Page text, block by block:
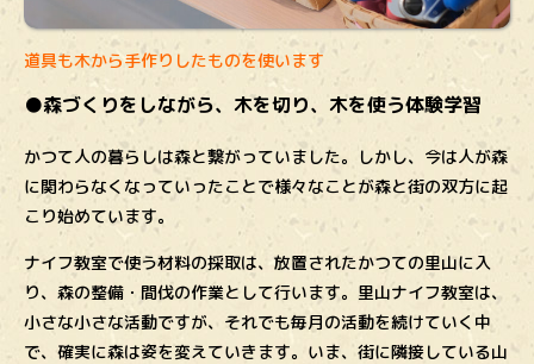
道具も木から手作りしたものを使います
●森づくりをしながら、木を切り、木を使う体験学習
かつて人の暮らしは森と繋がっていました。しかし、今は人が森
に関わらなくなっていったことで様々なことが森と街の双方に起
こり始めています。
ナイフ教室で使う材料の採取は、放置されたかつての里山に入
り、森の整備・間伐の作業として行います。里山ナイフ教室は、
小さな小さな活動ですが、それでも毎月の活動を続けていく中
で、確実に森は姿を変えていきます。いま、街に隣接している山